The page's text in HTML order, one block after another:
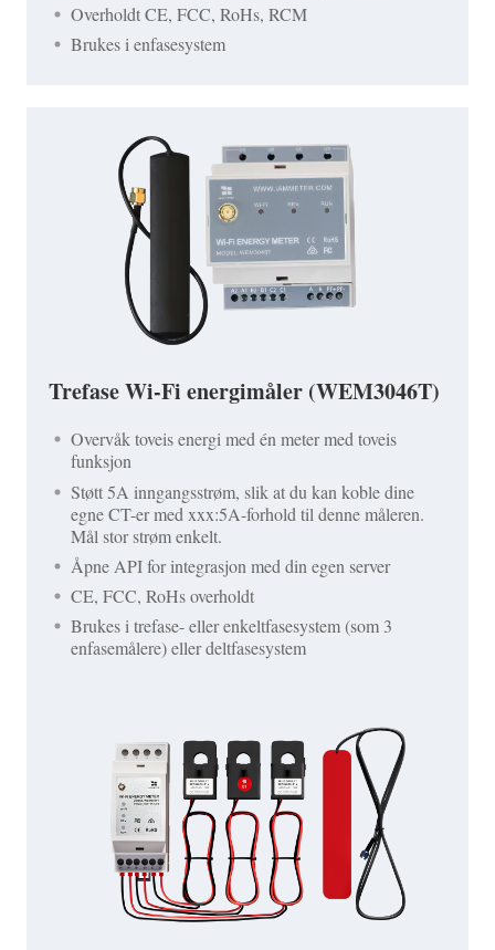
Overholdt CE, FCC, RoHs, RCM
Brukes i enfasesystem
Trefase Wi-Fi energimåler (WEM3046T)
Overvåk toveis energi med én meter med toveis
funksjon
Støtt 5A inngangsstrøm, slik at du kan koble dine
egne CT-er med xxx:5A-forhold til denne måleren.
Mål stor strøm enkelt.
Åpne API for integrasjon med din egen server
CE, FCC, RoHs overholdt
Brukes i trefase- eller enkeltfasesystem (som 3
enfasemålere) eller deltfasesystem